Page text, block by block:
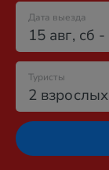
Дата выезда
15 авг, сб -
2 взрослых
Туристы